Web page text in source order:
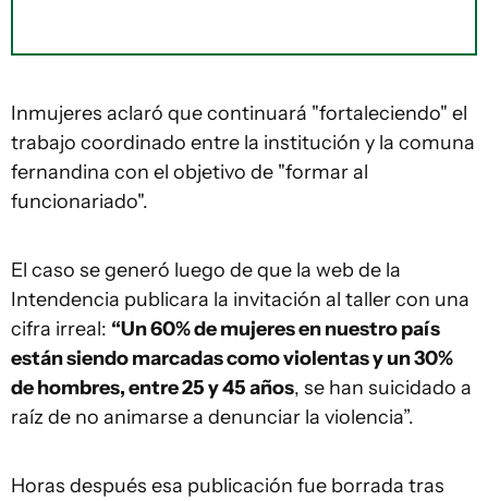
Inmujeres aclaró que continuará "fortaleciendo" el
trabajo coordinado entre la institución y la comuna
fernandina con el objetivo de "formar al
funcionariado".
El caso se generó luego de que la web de la
Intendencia publicara la invitación al taller con una
cifra irreal: “Un 60% de mujeres en nuestro país
están siendo marcadas como violentas y un 30%
de hombres, entre 25 y 45 años, se han suicidado a
raíz de no animarse a denunciar la violencia”.
Horas después esa publicación fue borrada tras